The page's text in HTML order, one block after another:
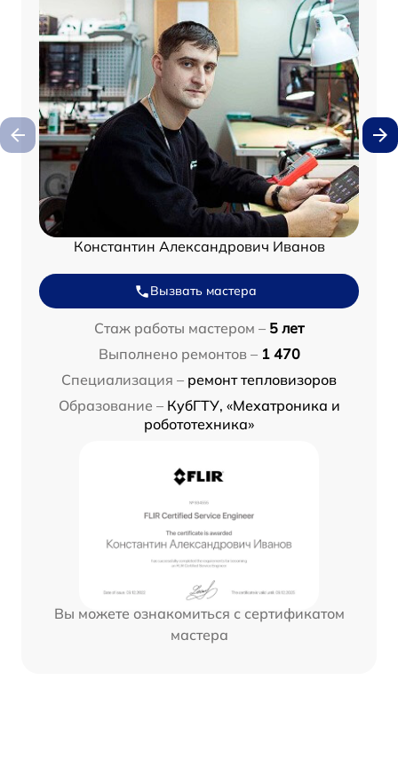
Константин Александрович Иванов
Вызвать мастера
Стаж работы мастером – 5 лет
Выполнено ремонтов – 1 470
Специализация – ремонт тепловизоров
Образование – КубГТУ, «Мехатроника и
робототехника»
Вы можете ознакомиться с сертификатом
мастера